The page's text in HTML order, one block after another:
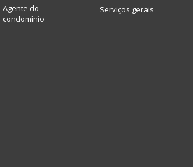
Agente do
condomínio
Serviços gerais